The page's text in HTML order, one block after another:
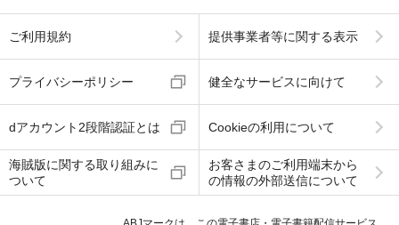
ご利用規約 提供事業者等に関する表示
プライバシーポリシー 健全なサービスに向けて
dアカウント2段階認証とは Cookieの利用について
海賊版に関する取り組みに
ついて
お客さまのご利用端末から
の情報の外部送信について